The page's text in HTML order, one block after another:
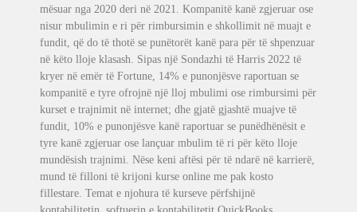
mësuar nga 2020 deri në 2021. Kompanitë kanë zgjeruar ose
nisur mbulimin e ri për rimbursimin e shkollimit në muajt e
fundit, që do të thotë se punëtorët kanë para për të shpenzuar
në këto lloje klasash. Sipas një Sondazhi të Harris 2022 të
kryer në emër të Fortune, 14% e punonjësve raportuan se
kompanitë e tyre ofrojnë një lloj mbulimi ose rimbursimi për
kurset e trajnimit në internet; dhe gjatë gjashtë muajve të
fundit, 10% e punonjësve kanë raportuar se punëdhënësit e
tyre kanë zgjeruar ose lançuar mbulim të ri për këto lloje
mundësish trajnimi. Nëse keni aftësi për të ndarë në karrierë,
mund të filloni të krijoni kurse online me pak kosto
fillestare. Temat e njohura të kurseve përfshijnë